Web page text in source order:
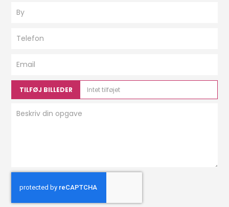
TILFØJ BILLEDER Intet tilføjet